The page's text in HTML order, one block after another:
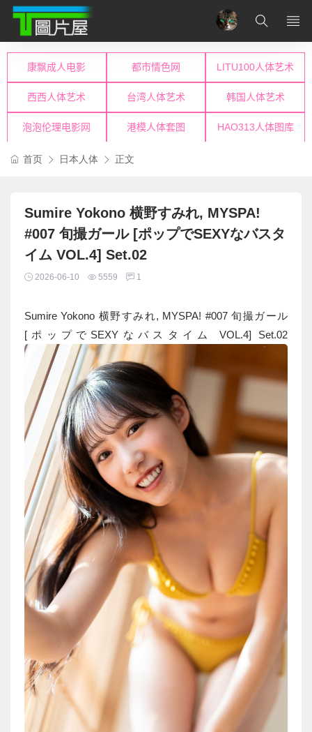
首页 日本人体 正文
Sumire Yokono 横野すみれ, MYSPA!
#007 旬撮ガール [ポップでSEXYなバスタ
イム VOL.4] Set.02
2026-06-10 5559 1
Sumire Yokono 横野すみれ, MYSPA! #007 旬撮ガール
[ポップでSEXYなバスタイム VOL.4] Set.02